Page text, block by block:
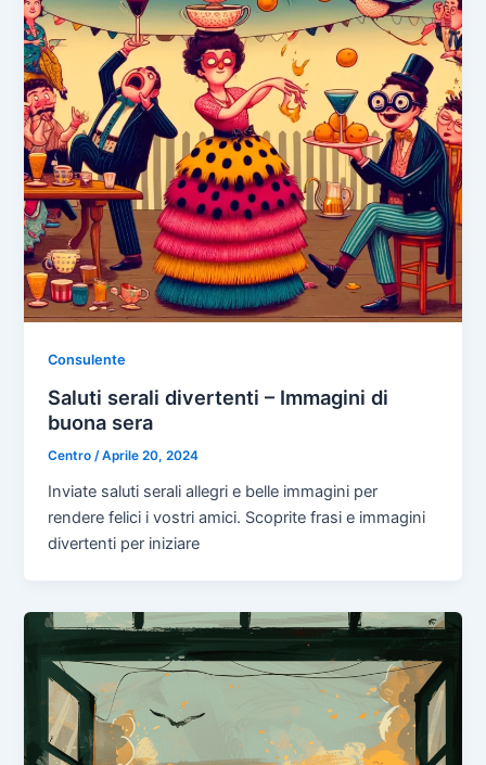
Consulente
Saluti serali divertenti – Immagini di
buona sera
Centro/Aprile 20, 2024
Inviate saluti serali allegri e belle immagini per
rendere felici i vostri amici. Scoprite frasi e immagini
divertenti per iniziare